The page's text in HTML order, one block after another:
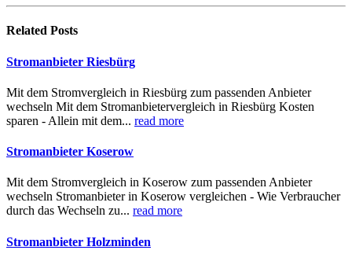
Related Posts
Stromanbieter Riesbürg
Mit dem Stromvergleich in Riesbürg zum passenden Anbieter
wechseln Mit dem Stromanbietervergleich in Riesbürg Kosten
sparen - Allein mit dem... read more
Stromanbieter Koserow
Mit dem Stromvergleich in Koserow zum passenden Anbieter
wechseln Stromanbieter in Koserow vergleichen - Wie Verbraucher
durch das Wechseln zu... read more
Stromanbieter Holzminden